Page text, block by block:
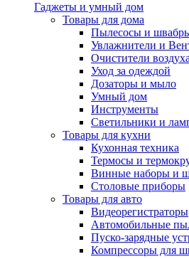
Гаджеты и умный дом
Товары для дома
Пылесосы и
Увлажнители и
Очистители воздуха
Уход за одеждой
Дозаторы и мыло
Умный дом
Инструменты
Светильники и
Товары для кухни
Кухонная техника
Термосы и
Винные наборы и
Столовые приборы
Товары для авто
Видеорегистраторы
Автомобильные
Пуско-зарядные
Компрессоры для